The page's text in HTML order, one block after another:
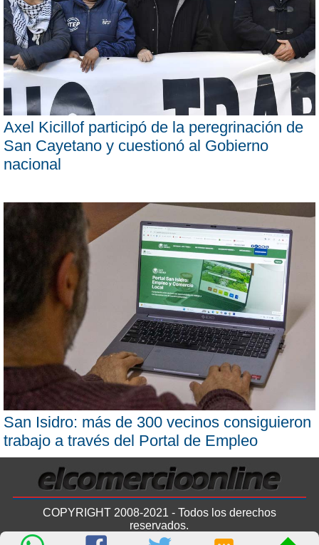
Axel Kicillof participó de la peregrinación de
San Cayetano y cuestionó al Gobierno
nacional
San Isidro: más de 300 vecinos consiguieron
trabajo a través del Portal de Empleo
COPYRIGHT 2008-2021 - Todos los derechos
reservados.